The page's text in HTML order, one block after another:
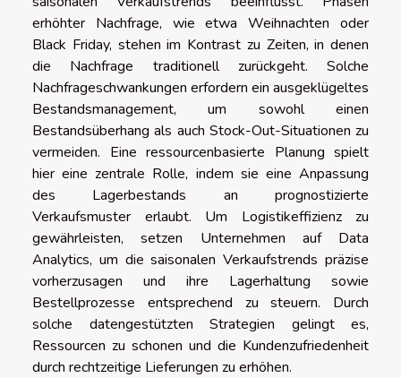
erhöhter Nachfrage, wie etwa Weihnachten oder
Black Friday, stehen im Kontrast zu Zeiten, in denen
die Nachfrage traditionell zurückgeht. Solche
Nachfrageschwankungen erfordern ein ausgeklügeltes
Bestandsmanagement, um sowohl einen
Bestandsüberhang als auch Stock-Out-Situationen zu
vermeiden. Eine ressourcenbasierte Planung spielt
hier eine zentrale Rolle, indem sie eine Anpassung
des Lagerbestands an prognostizierte
Verkaufsmuster erlaubt. Um Logistikeffizienz zu
gewährleisten, setzen Unternehmen auf Data
Analytics, um die saisonalen Verkaufstrends präzise
vorherzusagen und ihre Lagerhaltung sowie
Bestellprozesse entsprechend zu steuern. Durch
solche datengestützten Strategien gelingt es,
Ressourcen zu schonen und die Kundenzufriedenheit
durch rechtzeitige Lieferungen zu erhöhen.